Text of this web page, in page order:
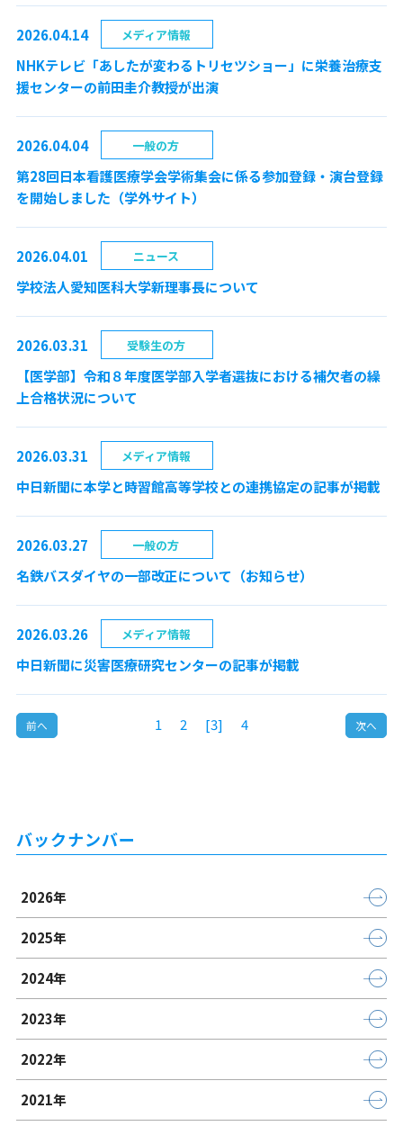
2026.04.14 メディア情報
NHKテレビ「あしたが変わるトリセツショー」に栄養治療支
援センターの前田圭介教授が出演
2026.04.04 一般の方
第28回日本看護医療学会学術集会に係る参加登録・演台登録
を開始しました（学外サイト）
2026.04.01 ニュース
学校法人愛知医科大学新理事長について
2026.03.31 受験生の方
【医学部】令和８年度医学部入学者選抜における補欠者の繰
上合格状況について
2026.03.31 メディア情報
中日新聞に本学と時習館高等学校との連携協定の記事が掲載
2026.03.27 一般の方
名鉄バスダイヤの一部改正について（お知らせ）
2026.03.26 メディア情報
中日新聞に災害医療研究センターの記事が掲載
前へ 1 2 [3] 4 次へ
バックナンバー
2026年
2025年
2024年
2023年
2022年
2021年